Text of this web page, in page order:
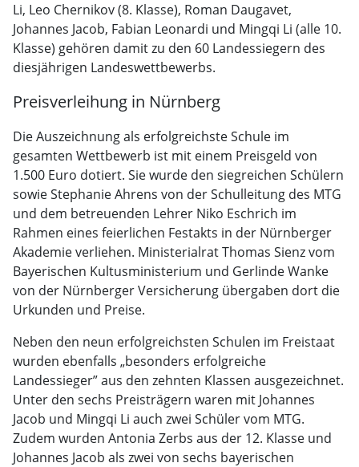
Li, Leo Chernikov (8. Klasse), Roman Daugavet,
Johannes Jacob, Fabian Leonardi und Mingqi Li (alle 10.
Klasse) gehören damit zu den 60 Landessiegern des
diesjährigen Landeswettbewerbs.
Preisverleihung in Nürnberg
Die Auszeichnung als erfolgreichste Schule im
gesamten Wettbewerb ist mit einem Preisgeld von
1.500 Euro dotiert. Sie wurde den siegreichen Schülern
sowie Stephanie Ahrens von der Schulleitung des MTG
und dem betreuenden Lehrer Niko Eschrich im
Rahmen eines feierlichen Festakts in der Nürnberger
Akademie verliehen. Ministerialrat Thomas Sienz vom
Bayerischen Kultusministerium und Gerlinde Wanke
von der Nürnberger Versicherung übergaben dort die
Urkunden und Preise.
Neben den neun erfolgreichsten Schulen im Freistaat
wurden ebenfalls „besonders erfolgreiche
Landessieger” aus den zehnten Klassen ausgezeichnet.
Unter den sechs Preisträgern waren mit Johannes
Jacob und Mingqi Li auch zwei Schüler vom MTG.
Zudem wurden Antonia Zerbs aus der 12. Klasse und
Johannes Jacob als zwei von sechs bayerischen